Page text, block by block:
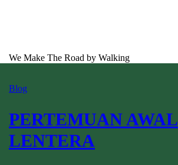
We Make The Road by Walking
Blog
PERTEMUAN AWAL
LENTERA